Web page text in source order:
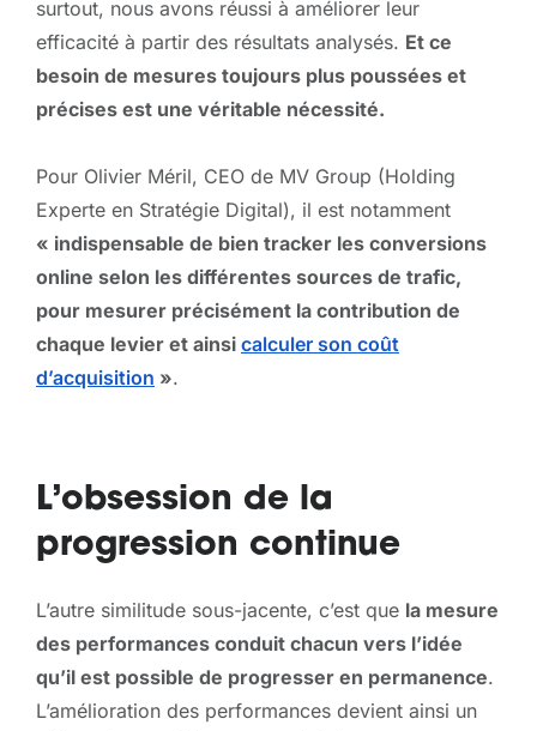
surtout, nous avons réussi à améliorer leur
efficacité à partir des résultats analysés. Et ce
besoin de mesures toujours plus poussées et
précises est une véritable nécessité.
Pour Olivier Méril, CEO de MV Group (Holding
Experte en Stratégie Digital), il est notamment
« indispensable de bien tracker les conversions
online selon les différentes sources de trafic,
pour mesurer précisément la contribution de
chaque levier et ainsi calculer son coût
d’acquisition ».
L’obsession de la
progression continue
L’autre similitude sous-jacente, c’est que la mesure
des performances conduit chacun vers l’idée
qu’il est possible de progresser en permanence.
L’amélioration des performances devient ainsi un